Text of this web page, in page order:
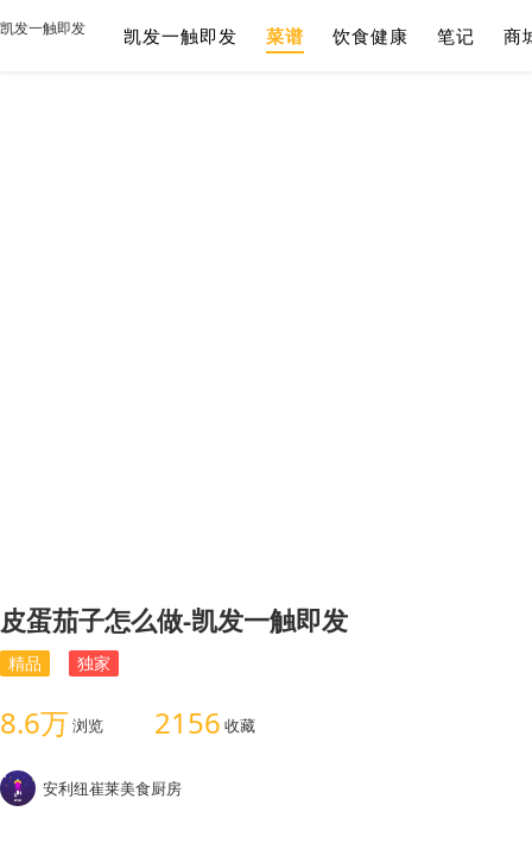
凯发一触即发 凯发一触即发 菜谱 饮食健康 笔记 商
皮蛋茄子怎么做-凯发一触即发
精品 独家
8.6万 浏览 2156 收藏
安利纽崔莱美食厨房